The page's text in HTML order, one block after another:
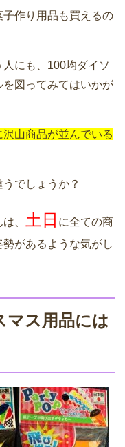
作り用品も買えるの
にも、100均ダイソ
図ってみてはいかが
山商品が並んでいる
でしょうか？
、 土日 に全ての商
があるような気がし
マス用品には